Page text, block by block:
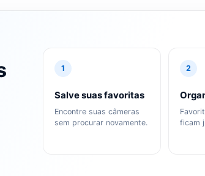
1
Salve suas favoritas
Encontre suas câmeras
sem procurar novamente.
2
ficam